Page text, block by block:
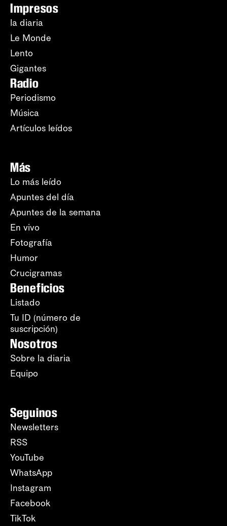
Impresos
la diaria
Le Monde
Lento
Gigantes
Radio
Periodismo
Música
Artículos leídos
Más
Lo más leído
Apuntes del día
Apuntes de la semana
En vivo
Fotografía
Humor
Crucigramas
Beneficios
Listado
Tu ID (número de
suscripción)
Nosotros
Sobre la diaria
Equipo
Seguinos
Newsletters
RSS
YouTube
WhatsApp
Instagram
Facebook
TikTok